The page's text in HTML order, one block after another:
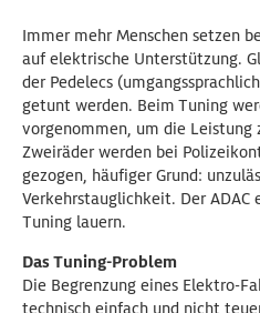
Immer mehr Menschen setzen
auf elektrische Unterstützung.
der Pedelecs
getunt werden. Beim Tuning
vorgenommen, um die Leistung
Zweiräder werden bei
gezogen, häufiger Grund:
Verkehrstauglichkeit. Der
Tuning lauern.
Das Tuning-Problem
Die Begrenzung eines Elektro-
technisch einfach und nicht